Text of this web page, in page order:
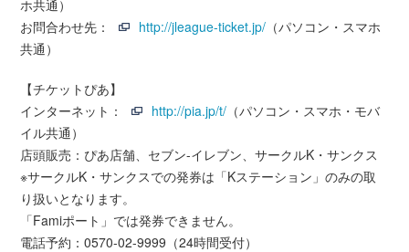
ホ共通）
お問合わせ先：
http://jleague-ticket.jp/ （パソコン・スマホ
共通）
【チケットぴあ】
インターネット：
http://pia.jp/t/ （パソコン・スマホ・モバ
イル共通）
店頭販売：ぴあ店舗、セブン-イレブン、サークルK・サンクス
※サークルK・サンクスでの発券は「Kステーション」のみの取
り扱いとなります。
「Famiポート」では発券できません。
電話予約：0570-02-9999（24時間受付）